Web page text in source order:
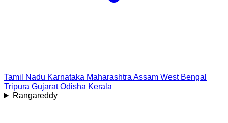
Tamil Nadu Karnataka Maharashtra Assam West Bengal
Tripura Gujarat Odisha Kerala
Rangareddy